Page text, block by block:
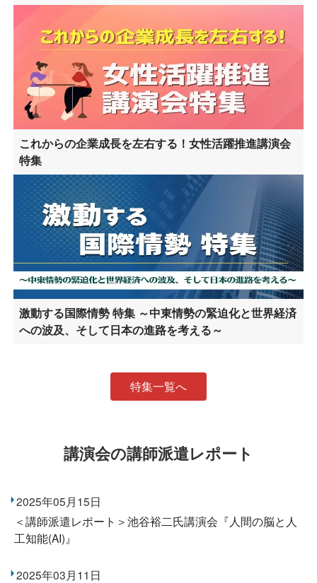
これからの企業成長を左右する！女性活躍推進講演会
特集
激動する国際情勢 特集 ～中東情勢の緊迫化と世界経済
への波及、そして日本の進路を考える～
特集一覧へ
講演会の講師派遣レポート
2025年05月15日
＜講師派遣レポート＞池谷裕二氏講演会『人間の脳と人
工知能(AI)』
2025年03月11日